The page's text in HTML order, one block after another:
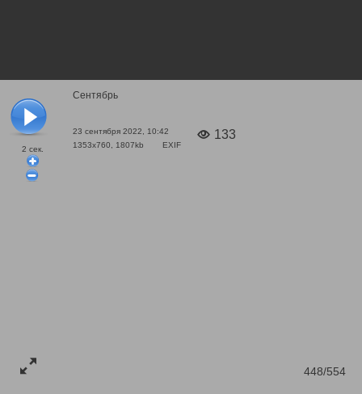
2 сек.
Сентябрь
23 сентября 2022, 10:42
1353x760, 1807kb
EXIF
133
448/554